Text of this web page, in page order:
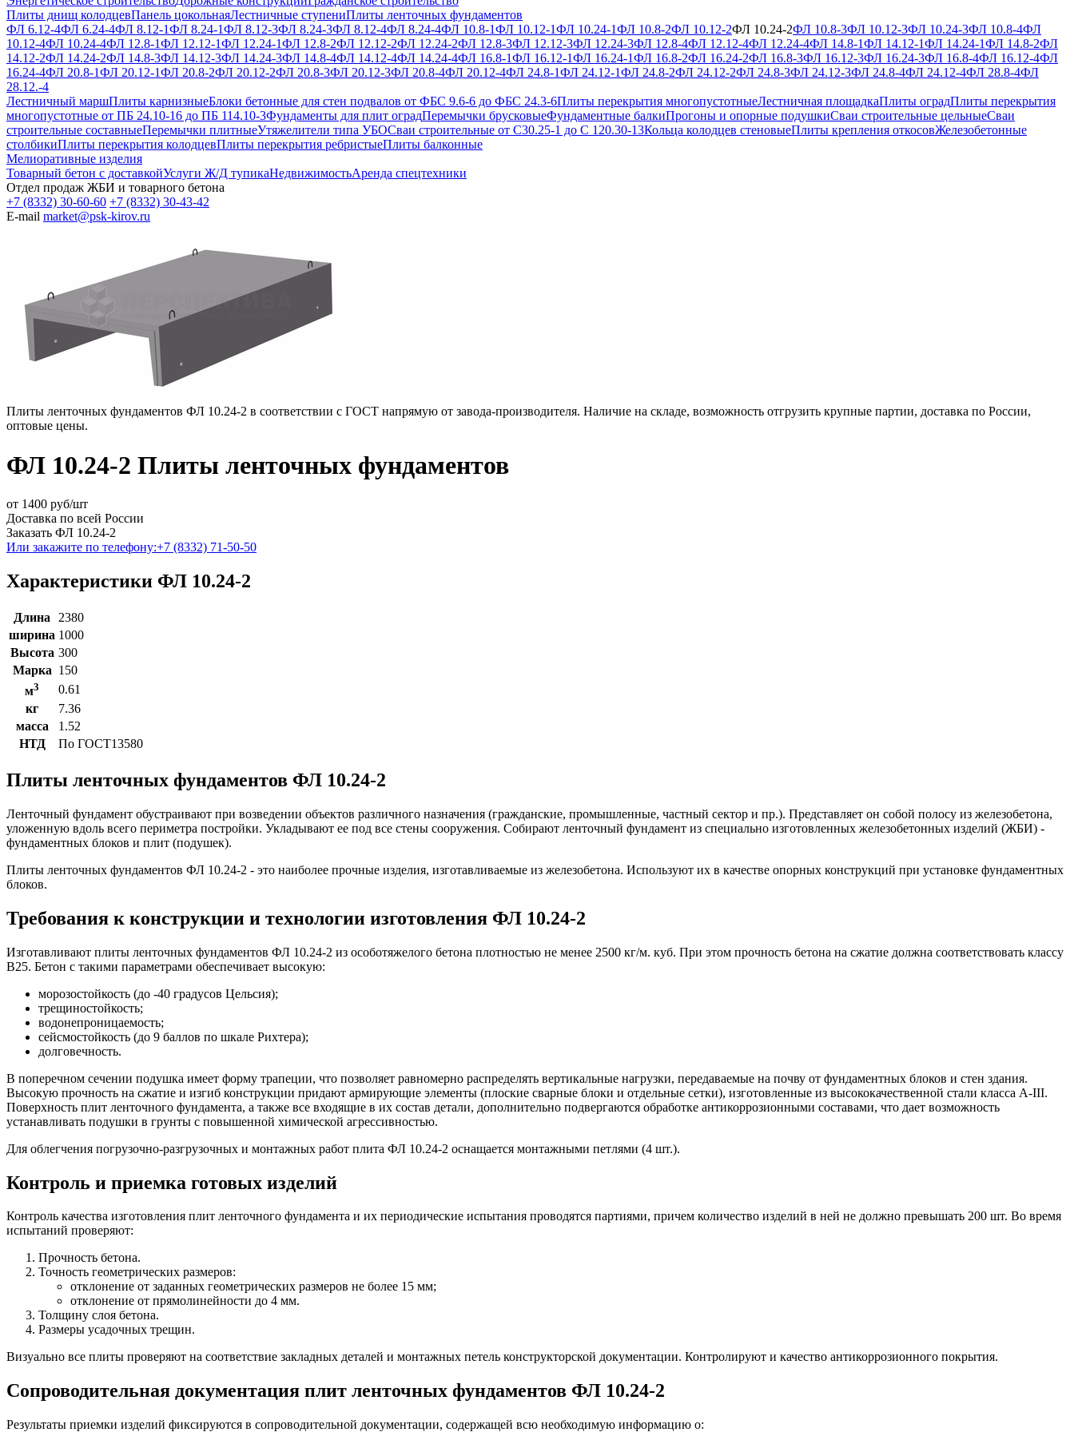
Плиты днищ колодцевПанель цокольнаяЛестничные ступениПлиты ленточных фундаментов
ФЛ 6.12-4ФЛ 6.24-4ФЛ 8.12-1ФЛ 8.24-1ФЛ 8.12-3ФЛ 8.24-3ФЛ 8.12-4ФЛ 8.24-4ФЛ 10.8-1ФЛ 10.12-1ФЛ 10.24-1ФЛ 10.8-2ФЛ 10.12-2ФЛ 10.24-2ФЛ 10.8-3ФЛ 10.12-3ФЛ 10.24-3ФЛ 10.8-4ФЛ
10.12-4ФЛ 10.24-4ФЛ 12.8-1ФЛ 12.12-1ФЛ 12.24-1ФЛ 12.8-2ФЛ 12.12-2ФЛ 12.24-2ФЛ 12.8-3ФЛ 12.12-3ФЛ 12.24-3ФЛ 12.8-4ФЛ 12.12-4ФЛ 12.24-4ФЛ 14.8-1ФЛ 14.12-1ФЛ 14.24-1ФЛ 14.8-2ФЛ
14.12-2ФЛ 14.24-2ФЛ 14.8-3ФЛ 14.12-3ФЛ 14.24-3ФЛ 14.8-4ФЛ 14.12-4ФЛ 14.24-4ФЛ 16.8-1ФЛ 16.12-1ФЛ 16.24-1ФЛ 16.8-2ФЛ 16.24-2ФЛ 16.8-3ФЛ 16.12-3ФЛ 16.24-3ФЛ 16.8-4ФЛ 16.12-4ФЛ
16.24-4ФЛ 20.8-1ФЛ 20.12-1ФЛ 20.8-2ФЛ 20.12-2ФЛ 20.8-3ФЛ 20.12-3ФЛ 20.8-4ФЛ 20.12-4ФЛ 24.8-1ФЛ 24.12-1ФЛ 24.8-2ФЛ 24.12-2ФЛ 24.8-3ФЛ 24.12-3ФЛ 24.8-4ФЛ 24.12-4ФЛ 28.8-4ФЛ
28.12.-4
Лестничный маршПлиты карнизныеБлоки бетонные для стен подвалов от ФБС 9.6-6 до ФБС 24.3-6Плиты перекрытия многопустотныеЛестничная площадкаПлиты оградПлиты перекрытия
многопустотные от ПБ 24.10-16 до ПБ 114.10-3Фундаменты для плит оградПеремычки брусковыеФундаментные балкиПрогоны и опорные подушкиСваи строительные цельныеСваи
строительные составныеПеремычки плитныеУтяжелители типа УБОСваи строительные от С30.25-1 до С 120.30-13Кольца колодцев стеновыеПлиты крепления откосовЖелезобетонные
столбикиПлиты перекрытия колодцевПлиты перекрытия ребристыеПлиты балконные
Мелиоративные изделия
Товарный бетон с доставкойУслуги Ж/Д тупикаНедвижимостьАренда спецтехники
Отдел продаж ЖБИ и товарного бетона
+7 (8332) 30-60-60 +7 (8332) 30-43-42
E-mail market@psk-kirov.ru
Плиты ленточных фундаментов ФЛ 10.24-2 в соответствии с ГОСТ напрямую от завода-производителя. Наличие на складе, возможность отгрузить крупные партии, доставка по России,
оптовые цены.
ФЛ 10.24-2 Плиты ленточных фундаментов
от 1400 руб/шт
Доставка по всей России
Заказать ФЛ 10.24-2
Или закажите по телефону:+7 (8332) 71-50-50
Характеристики ФЛ 10.24-2
Длина
2380
ширина 1000
Высота 300
Марка 150
м3
0.61
кг
7.36
масса
1.52
НТД
По ГОСТ13580
Плиты ленточных фундаментов ФЛ 10.24-2
Ленточный фундамент обустраивают при возведении объектов различного назначения (гражданские, промышленные, частный сектор и пр.). Представляет он собой полосу из железобетона,
уложенную вдоль всего периметра постройки. Укладывают ее под все стены сооружения. Собирают ленточный фундамент из специально изготовленных железобетонных изделий (ЖБИ) -
фундаментных блоков и плит (подушек).
Плиты ленточных фундаментов ФЛ 10.24-2 - это наиболее прочные изделия, изготавливаемые из железобетона. Используют их в качестве опорных конструкций при установке фундаментных
блоков.
Требования к конструкции и технологии изготовления ФЛ 10.24-2
Изготавливают плиты ленточных фундаментов ФЛ 10.24-2 из особотяжелого бетона плотностью не менее 2500 кг/м. куб. При этом прочность бетона на сжатие должна соответствовать классу
В25. Бетон с такими параметрами обеспечивает высокую:
морозостойкость (до -40 градусов Цельсия);
трещиностойкость;
водонепроницаемость;
сейсмостойкость (до 9 баллов по шкале Рихтера);
долговечность.
В поперечном сечении подушка имеет форму трапеции, что позволяет равномерно распределять вертикальные нагрузки, передаваемые на почву от фундаментных блоков и стен здания.
Высокую прочность на сжатие и изгиб конструкции придают армирующие элементы (плоские сварные блоки и отдельные сетки), изготовленные из высококачественной стали класса А-III.
Поверхность плит ленточного фундамента, а также все входящие в их состав детали, дополнительно подвергаются обработке антикоррозионными составами, что дает возможность
устанавливать подушки в грунты с повышенной химической агрессивностью.
Для облегчения погрузочно-разгрузочных и монтажных работ плита ФЛ 10.24-2 оснащается монтажными петлями (4 шт.).
Контроль и приемка готовых изделий
Контроль качества изготовления плит ленточного фундамента и их периодические испытания проводятся партиями, причем количество изделий в ней не должно превышать 200 шт. Во время
испытаний проверяют:
Прочность бетона.
Точность геометрических размеров:
отклонение от заданных геометрических размеров не более 15 мм;
отклонение от прямолинейности до 4 мм.
Толщину слоя бетона.
Размеры усадочных трещин.
Визуально все плиты проверяют на соответствие закладных деталей и монтажных петель конструкторской документации. Контролируют и качество антикоррозионного покрытия.
Сопроводительная документация плит ленточных фундаментов ФЛ 10.24-2
Результаты приемки изделий фиксируются в сопроводительной документации, содержащей всю необходимую информацию о: